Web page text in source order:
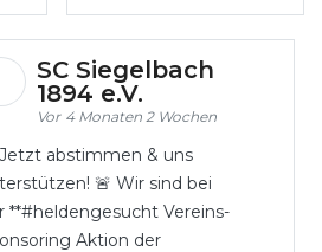
SC Siegelbach
1894 e.V.
4 Monaten 2 Wochen
abstimmen & uns
🚨 Wir sind bei
**#heldengesucht Vereins-
Aktion der